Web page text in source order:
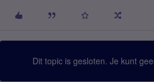
Dit topic is gesloten. Je kunt